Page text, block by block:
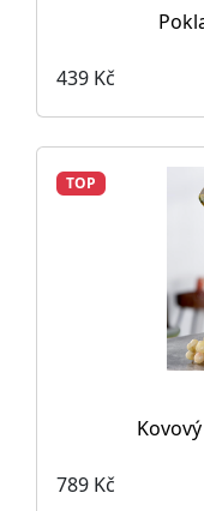
439 Kč
TOP
789 Kč